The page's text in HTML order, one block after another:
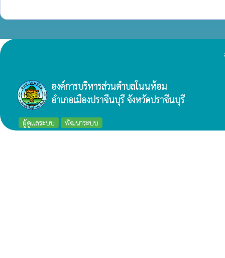
องค์การบริหารส่วนตำบลโนนห้อม
อำเภอเมืองปราจีนบุรี จังหวัดปราจีนบุรี
ผู้ดูแลระบบ พัฒนาระบบ